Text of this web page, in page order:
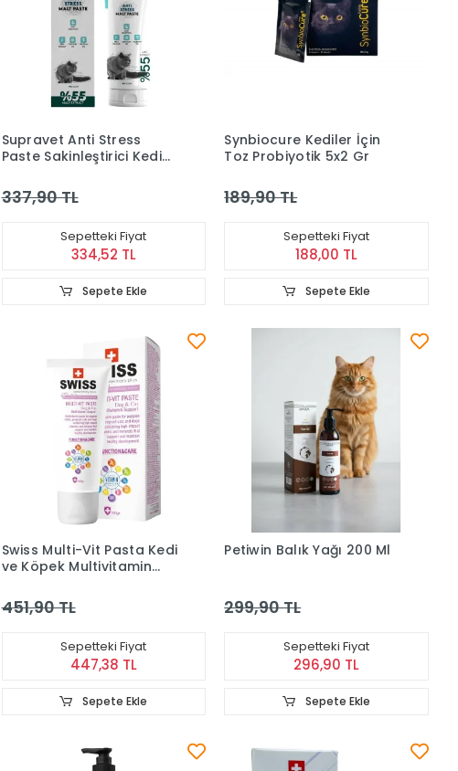
Supravet Anti Stress
Paste Sakinleştirici Kedi
337,90 TL
Sepetteki Fiyat
334,52 TL
Sepete Ekle
Synbiocure Kediler İçin
Toz Probiyotik 5x2 Gr
189,90 TL
Sepetteki Fiyat
188,00 TL
Sepete Ekle
Swiss Multi-Vit Pasta Kedi
ve Köpek Multivitamin
451,90 TL
Sepetteki Fiyat
447,38 TL
Sepete Ekle
Petiwin Balık Yağı 200 Ml
299,90 TL
Sepetteki Fiyat
296,90 TL
Sepete Ekle